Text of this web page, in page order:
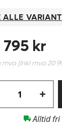
ALLE
795 kr
mva (Inkl mva 20
Alltid